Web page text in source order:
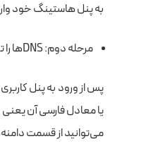
به پنل هاستینگ خود
مرحله دوم: DNSها را تغییر دهید.
پس از ورود به پنل
می‌توانید از قسمت